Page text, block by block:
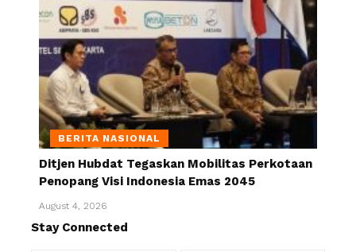
BERITA NASIONAL
Ditjen Hubdat Tegaskan Mobilitas Perkotaan
Penopang Visi Indonesia Emas 2045
August 4, 2026
Stay Connected